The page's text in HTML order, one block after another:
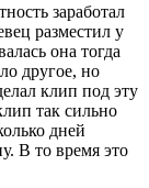
заработал
разместил у
она тогда
другое, но
клип под эту
так сильно
дней
В то время это